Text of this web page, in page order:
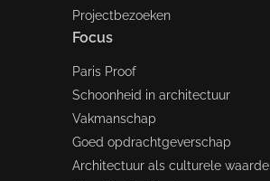
Projectbezoeken
Focus
Paris Proof
Schoonheid in architectuur
Vakmanschap
Goed opdrachtgeverschap
Architectuur als culturele waarde